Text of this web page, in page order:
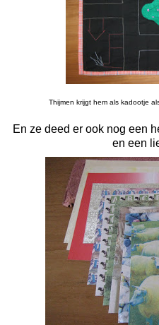
Thijmen krijgt hem als kadootje
En ze deed er ook nog een
en een